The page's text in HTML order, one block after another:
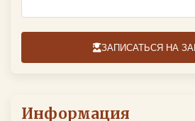
ЗАПИСАТЬСЯ НА
Информация